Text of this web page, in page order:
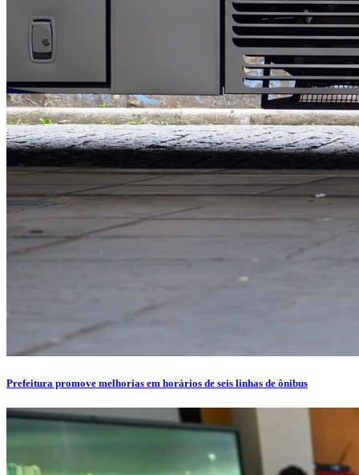
Prefeitura promove melhorias em horários de seis linhas de ônibus